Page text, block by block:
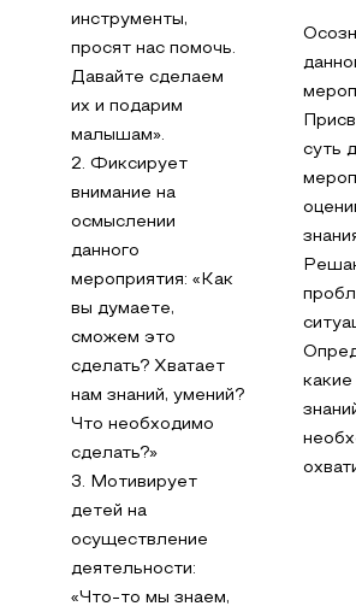
инструменты,
просят нас помочь.
Давайте сделаем
их и подарим
малышам».
2. Фиксирует
внимание на
осмыслении
данного
мероприятия: «Как
вы думаете,
сможем это
сделать? Хватает
нам знаний, умений?
Что необходимо
сделать?»
3. Мотивирует
детей на
осуществление
деятельности:
«Что-то мы знаем,
суть